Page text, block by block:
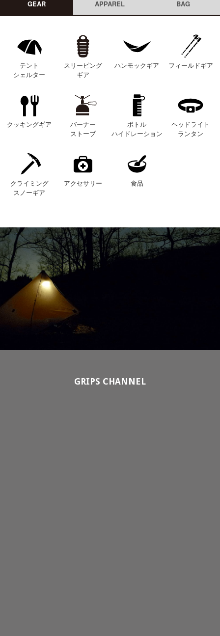
GEAR APPAREL BAG
テント
シェルター
スリーピング
ギア
ハンモックギア フィールドギア
クッキングギア
バーナー
ストーブ
ボトル
ハイドレーション
ヘッドライト
ランタン
クライミング
スノーギア
アクセサリー 食品
GRIPS CHANNEL